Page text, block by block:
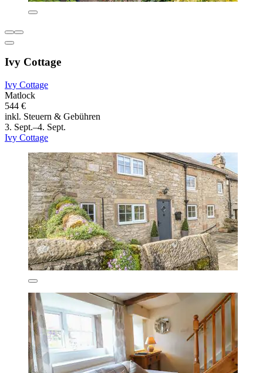
Ivy Cottage
Ivy Cottage
Matlock
544 €
inkl. Steuern & Gebühren
3. Sept.–4. Sept.
Ivy Cottage